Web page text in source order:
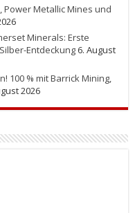
Power Metallic Mines und
Minerals: Erste
Entdeckung 6. August
100 % mit Barrick Mining,
2026